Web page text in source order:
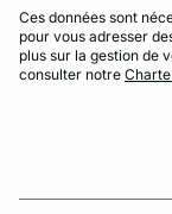
Ces données sont
pour vous adresser
plus sur la gestion de
consulter notre